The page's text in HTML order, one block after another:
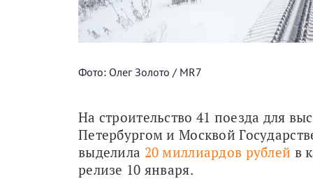
Фото: Олег Золото / MR7
На строительство 41 поезда для
Петербургом и Москвой
выделила 20 миллиардов рублей в
релизе 10 января.